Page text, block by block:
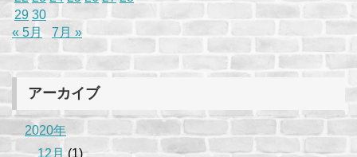
29 30
« 5月
7月 »
アーカイブ
2020年
12月 (1)